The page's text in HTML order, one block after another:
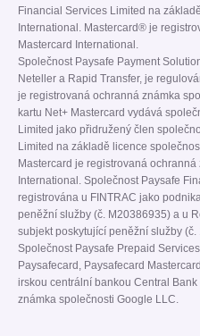
Financial Services Limited na
International. Mastercard® je
Mastercard International.
Společnost Paysafe Payment
Neteller a Rapid Transfer, je
je registrovaná ochranná známka
kartu Net+ Mastercard vydává
Limited jako přidružený člen
Limited na základě licence
Mastercard je registrovaná
International. Společnost Paysafe
registrována u FINTRAC jako
peněžní služby (č. M20386935) a u
subjekt poskytující peněžní služby (č.
Společnost Paysafe Prepaid
Paysafecard, Paysafecard
irskou centrální bankou Central
známka společnosti Google LLC.